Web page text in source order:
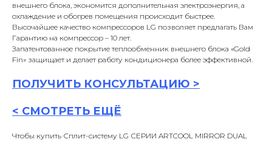
внешнего блока, экономится дополнительная электроэнергия, а
охлаждение и обогрев помещения происходит быстрее.
Высочайшее качество компрессоров LG позволяет предлагать Вам
Гарантию на компрессор – 10 лет.
Запатентованное покрытие теплообменник внешнего блока «Gold
Fin» защищает и делает работу кондиционера более эффективной.
ПОЛУЧИТЬ КОНСУЛЬТАЦИЮ >
< СМОТРЕТЬ ЕЩЁ
Чтобы купить Сплит-систему LG СЕРИИ ARTCOOL MIRROR DUAL